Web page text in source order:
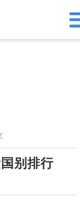
别排行